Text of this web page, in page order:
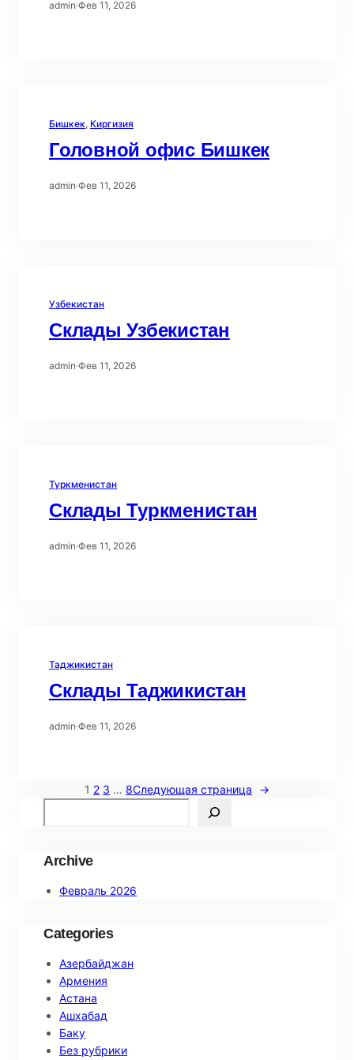
admin·Фев 11, 2026
Бишкек, Киргизия
Головной офис Бишкек
admin·Фев 11, 2026
Узбекистан
Склады Узбекистан
admin·Фев 11, 2026
Туркменистан
Склады Туркменистан
admin·Фев 11, 2026
Таджикистан
Склады Таджикистан
admin·Фев 11, 2026
1 2 3 … 8Следующая страница
→
e
r
h
Archive
Февраль 2026
Categories
Азербайджан
Армения
Астана
Ашхабад
Баку
Без рубрики